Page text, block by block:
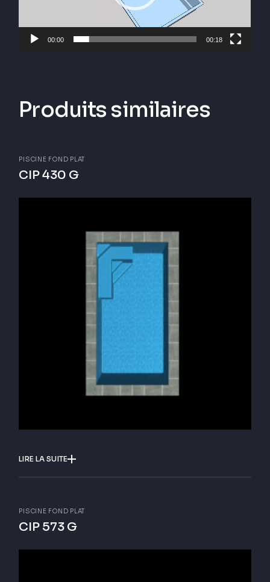
00:00 00:18
Produits similaires
LIRE LA SUITE
PISCINE FOND PLAT
CIP 430 G
PISCINE FOND PLAT
CIP 573 G